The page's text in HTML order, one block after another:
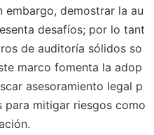
embargo, demostrar la au
desafíos; por lo tant
de auditoría sólidos so
marco fomenta la adop
asesoramiento legal p
para mitigar riesgos como